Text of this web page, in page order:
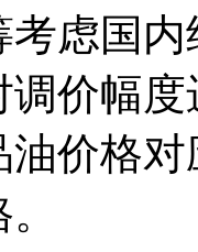
考虑国
调价幅
油价格